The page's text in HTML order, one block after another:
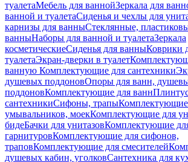
туалетаМебель для ваннойЗеркала для
ванной и туалетаСиденья и чехлы для
карнизы для ванныСтеклянные,
ванныНаборы для ванной и туалетаЗеркала
косметическиеСиденья для ванныКоврики
туалетаЭкран-дверки в туалет
ванную Комплектующие для сантехники
душевых поддоновОпоры для ванн,
поддоновКомплектующие для ванн
сантехникиСифоны, трапы
умывальников, моекКомплектующие для
бидеБачки для унитазовКомплектующие
гарнитуровКомплектующие для сифонов,
траповКомплектующие для смесителей
душевых кабин, уголковСантехника для